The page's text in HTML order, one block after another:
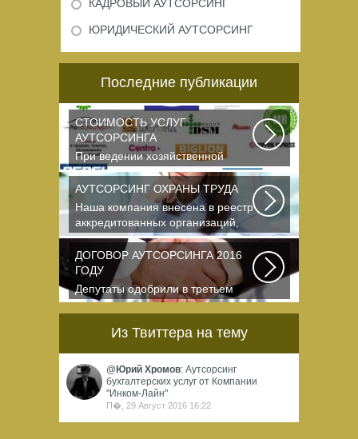
КАДРОВЫЙ АУТСОРСИНГ
ЮРИДИЧЕСКИЙ АУТСОРСИНГ
Последние публикации
СТОИМОСТЬ УСЛУГ
АУТСОРСИНГА
При ведении хозяйственной
деятельности каждая компания
самостоятельно выбирает...
АУТСОРСИНГ ОХРАНЫ ТРУДА
Наша компания внесена в реестр
аккредитованных организаций,
оказывающих...
ДОГОВОР АУТСОРСИНГА 2016
ГОДУ
Депутаты одобрили в третьем
чтении специальные правила, по
Из Твиттера на тему
@ Юрий Хромов: Аутсорсинг
бухгалтерских услуг от Компании
"Инком-Лайн"
П�, 29 Август 2016 16:22